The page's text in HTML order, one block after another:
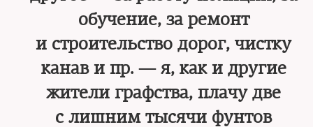
обучение, за ремонт
и строительство дорог, чистку
канав и пр. — я, как и другие
жители графства, плачу две
с лишним тысячи фунтов